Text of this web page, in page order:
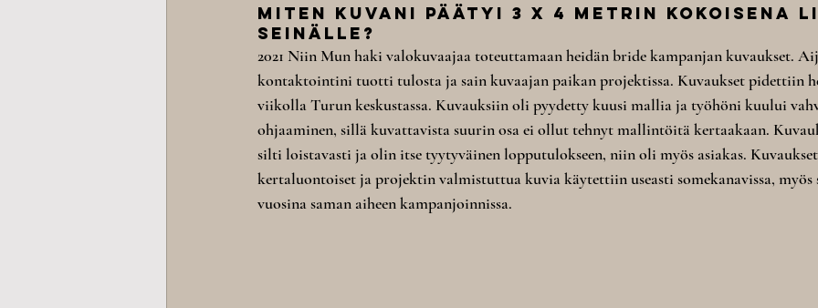
Miten kuvani päätyi 3 x 4 metrin kokoisena
seinälle?
2021 Niin Mun haki valokuvaajaa toteuttamaan heidän bride kampanjan kuvaukset.
kontaktointini tuotti tulosta ja sain kuvaajan paikan projektissa. Kuvaukset pidettiin
viikolla Turun keskustassa. Kuvauksiin oli pyydetty kuusi mallia ja työhöni kuului
ohjaaminen, sillä kuvattavista suurin osa ei ollut tehnyt mallintöitä kertaakaan.
silti loistavasti ja olin itse tyytyväinen lopputulokseen, niin oli myös asiakas.
kertaluontoiset ja projektin valmistuttua kuvia käytettiin useasti somekanavissa, myös
vuosina saman aiheen kampanjoinnissa.